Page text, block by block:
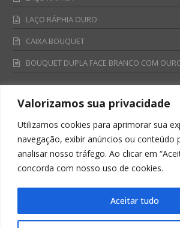
Valorizamos sua privacidade
Utilizamos cookies para aprimorar sua
navegação, exibir anúncios ou conteúdo
analisar nosso tráfego. Ao clicar em
concorda com nosso uso de cookies.
Aceitar tudo
LAÇO RÁPHIA OURO
CAIXA BOUQUET
BOUQUET DUPLA FACE BRANCO COM
Fale Conosco
0800 701 4866
televendas@albano.com.br
SAC: